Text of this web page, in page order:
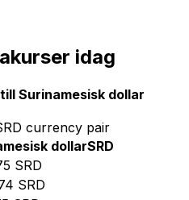
idag
Surinamesisk dollar
currency pair
dollarSRD
SRD
SRD